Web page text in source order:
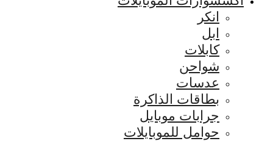
انكر
ابل
كابلات
شواحن
عدسات
بطاقات الذاكرة
جرابات موبايل
حوامل للموبايلات